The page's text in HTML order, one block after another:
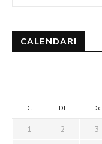
CALENDARI
Dl Dt Dc
1 2 3